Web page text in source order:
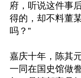
府，听说这件事
得的，却不料董
吗？”
嘉庆十年，陈其
一同在国史馆做